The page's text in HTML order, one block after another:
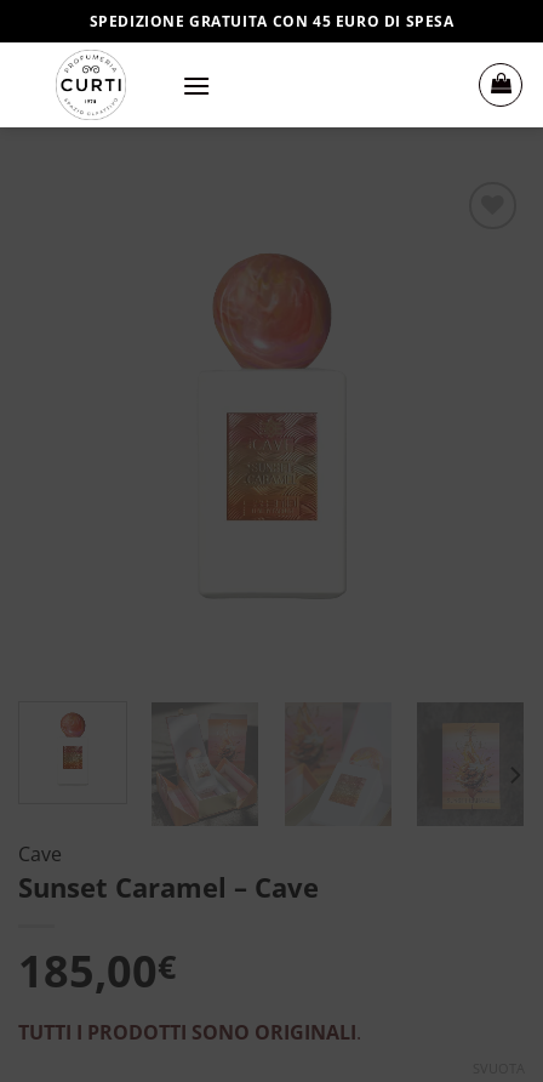
ai
contenuti
SPEDIZIONE GRATUITA CON 45 EURO DI SPESA
Cave
Sunset Caramel – Cave
185,00€
TUTTI I PRODOTTI SONO ORIGINALI.